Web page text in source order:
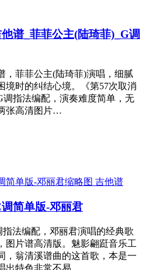
谱_菲菲公主(陆琦菲)_G调
，菲菲公主(陆琦菲)演唱，细腻
境时的纠结心境。《第57次取消
调指法编配，演奏难度简单，无
张高清图片…
吉他谱
简单版-邓丽君
法编配，邓丽君演唱的经典歌
图片谱高清版。魅影翩跹音乐工
，翁清溪谱曲的这首歌，本是一
出特色非常不易，…